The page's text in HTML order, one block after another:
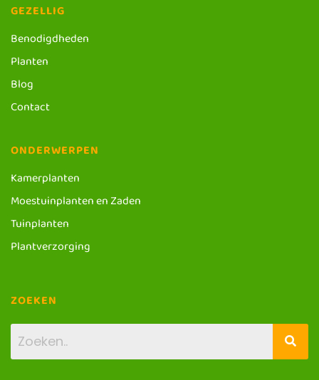
GEZELLIG
Benodigdheden
Planten
Blog
Contact
ONDERWERPEN
Kamerplanten
Moestuinplanten en Zaden
Tuinplanten
Plantverzorging
ZOEKEN